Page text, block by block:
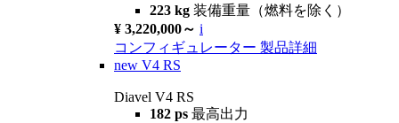
223 kg 装備重量（燃料を除く）
¥ 3,220,000～ i
コンフィギュレーター 製品詳細
new V4 RS
Diavel V4 RS
182 ps 最高出力